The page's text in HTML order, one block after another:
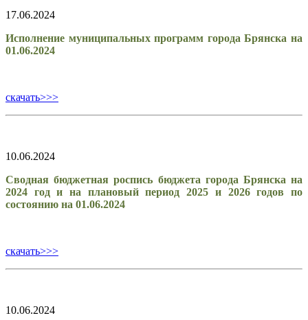
17.06.2024
Исполнение муниципальных программ города Брянска на
01.06.2024
скачать>>>
10.06.2024
Сводная бюджетная роспись бюджета города Брянска на
2024 год и на плановый период 2025 и 2026 годов по
состоянию на 01.06.2024
скачать>>>
10.06.2024